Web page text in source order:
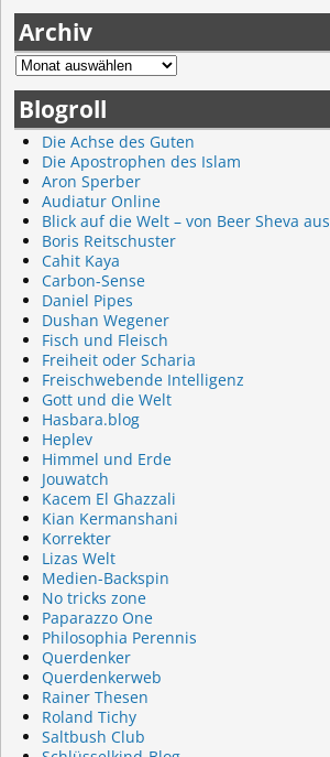
Archiv
Blogroll
Die Achse des Guten
Die Apostrophen des Islam
Aron Sperber
Audiatur Online
Blick auf die Welt – von Beer Sheva aus
Boris Reitschuster
Cahit Kaya
Carbon-Sense
Daniel Pipes
Dushan Wegener
Fisch und Fleisch
Freiheit oder Scharia
Freischwebende Intelligenz
Gott und die Welt
Hasbara.blog
Heplev
Himmel und Erde
Jouwatch
Kacem El Ghazzali
Kian Kermanshani
Korrekter
Lizas Welt
Medien-Backspin
No tricks zone
Paparazzo One
Philosophia Perennis
Querdenker
Querdenkerweb
Rainer Thesen
Roland Tichy
Saltbush Club